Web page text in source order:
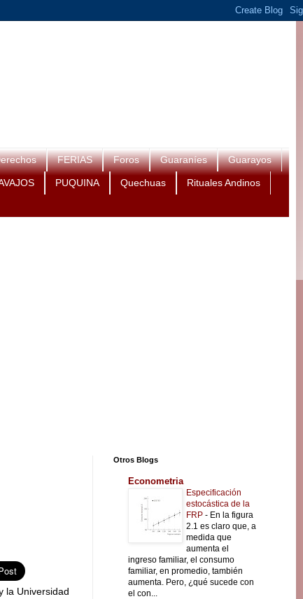
FERIAS Foros Guaraníes Guarayos
PUQUINA Quechuas Rituales Andinos
la Universidad
Otros Blogs
Econometria
Especificación
estocástica de la
FRP - En la figura
2.1 es claro que, a
medida que
aumenta el
ingreso familiar, el consumo
familiar, en promedio, también
aumenta. Pero, ¿qué sucede con
el con...